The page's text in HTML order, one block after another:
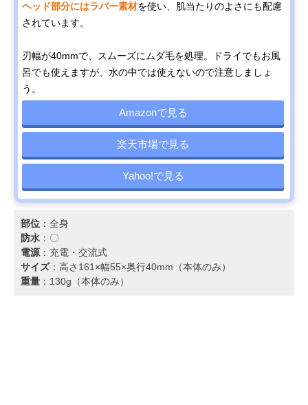
ヘッド部分にはラバー素材を使い、肌当たりのよさにも配慮
されています。
刃幅が40mmで、スムーズにムダ毛を処理。ドライでもお風
呂でも使えますが、水の中では使えないので注意しましょ
う。
Amazonで見る
楽天市場で見る
Yahoo!で見る
部位 ：全身
防水 ：〇
電源：充電・交流式
サイズ：高さ161×幅55×奥行40mm（本体のみ）
重量 ：130g（本体のみ）